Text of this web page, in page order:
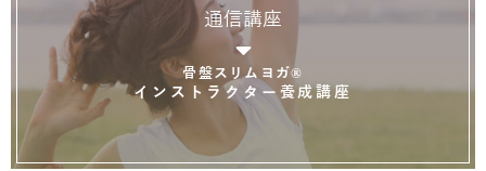
通信講座
骨盤スリムヨガ®
インストラクター養成講座